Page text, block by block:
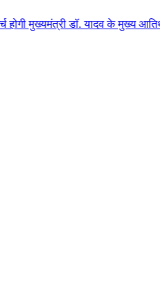
के मुख्य आतिथ्य में